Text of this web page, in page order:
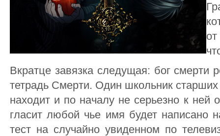
Вкратце завязка следущая: бог смерти
тетрадь Смерти. Один школьник
находит и по началу не серьезно к ней
гласит любой чье имя будет написано
тест на случайно увиденном по